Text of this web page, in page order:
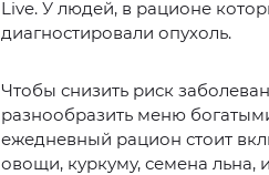
Live. У людей, в рационе
диагностировали опухоль.
Чтобы снизить риск
разнообразить меню
ежедневный рацион стоит
овощи, куркуму, семена льна,